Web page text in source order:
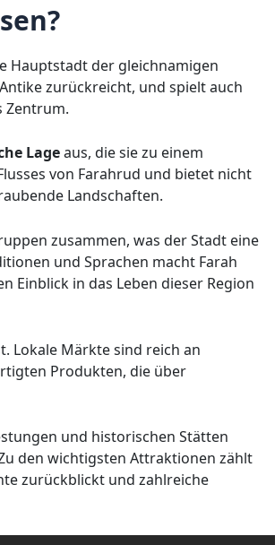
Hauptstadt der gleichnamigen
zurückreicht, und spielt auch
Zentrum.
Lageaus, die sie zu einem
von Farahrud und bietet nicht
Landschaften.
zusammen, was der Stadt eine
und Sprachen macht Farah
Einblick in das Leben dieser Region
Lokale Märkte sind reich an
Produkten, die über
und historischen Stätten
den wichtigsten Attraktionen zählt
zurückblickt und zahlreiche